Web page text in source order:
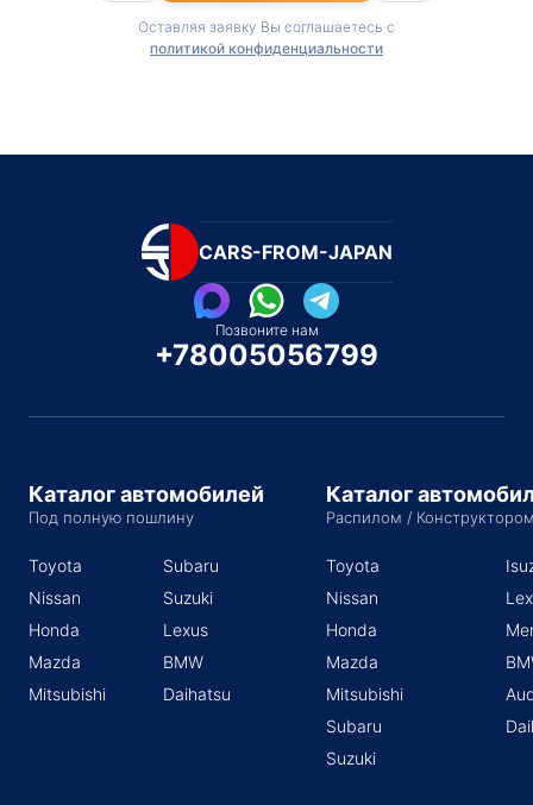
Оставляя заявку Вы соглашаетесь с
политикой конфиденциальности
CARS-FROM-JAPAN
Позвоните нам
+78005056799
Каталог автомобилей
Под полную пошлину
Toyota
Nissan
Honda
Mazda
Mitsubishi
Subaru
Suzuki
Lexus
BMW
Daihatsu
Каталог
Распилом /
Toyota
Nissan
Honda
Mazda
Mitsubishi
Subaru
Suzuki